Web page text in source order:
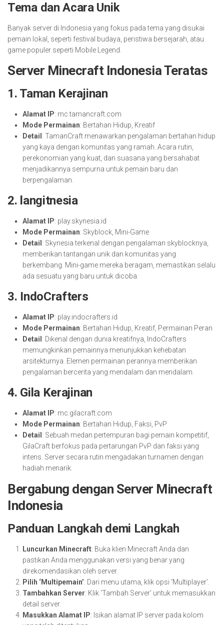
Tema dan Acara Unik
Banyak server di Indonesia yang fokus pada tema yang disukai
pemain lokal, seperti festival budaya, peristiwa bersejarah, atau
game populer seperti Mobile Legend.
Server Minecraft Indonesia Teratas
1. Taman Kerajinan
Alamat IP: mc.tamancraft.com
Mode Permainan: Bertahan Hidup, Kreatif
Detail : TamanCraft menawarkan pengalaman bertahan hidup
yang kaya dengan komunitas yang ramah. Acara rutin,
perekonomian yang kuat, dan suasana yang bersahabat
menjadikannya sempurna untuk pemain baru dan
berpengalaman.
2. langitnesia
Alamat IP: play.skynesia.id
Mode Permainan: Skyblock, Mini-Game
Detail : Skynesia terkenal dengan pengalaman skyblocknya,
memberikan tantangan unik dan komunitas yang
berkembang. Mini-game mereka beragam, memastikan selalu
ada sesuatu yang baru untuk dicoba.
3. IndoCrafters
Alamat IP: play.indocrafters.id
Mode Permainan: Bertahan Hidup, Kreatif, Permainan Peran
Detail : Dikenal dengan dunia kreatifnya, IndoCrafters
memungkinkan pemainnya menunjukkan kehebatan
arsitekturnya. Elemen permainan perannya memberikan
pengalaman bercerita yang mendalam dan mendalam.
4. Gila Kerajinan
Alamat IP: mc.gilacraft.com
Mode Permainan: Bertahan Hidup, Faksi, PvP
Detail : Sebuah medan pertempuran bagi pemain kompetitif,
GilaCraft berfokus pada pertarungan PvP dan faksi yang
intens. Server secara rutin mengadakan turnamen dengan
hadiah menarik.
Bergabung dengan Server Minecraft
Indonesia
Panduan Langkah demi Langkah
Luncurkan Minecraft: Buka klien Minecraft Anda dan
pastikan Anda menggunakan versi yang benar yang
direkomendasikan oleh server.
Pilih ‘Multipemain’: Dari menu utama, klik opsi ‘Multiplayer’.
Tambahkan Server: Klik ‘Tambah Server’ untuk memasukkan
detail server.
Masukkan Alamat IP: Isikan alamat IP server pada kolom